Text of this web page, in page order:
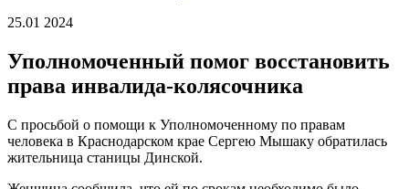
25.01 2024
Уполномоченный помог восстановить
права инвалида-колясочника
С просьбой о помощи к Уполномоченному по правам
человека в Краснодарском крае Сергею Мышаку обратилась
жительница станицы Динской.